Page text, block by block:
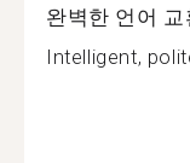
완벽한 언어 교
Intelligent,